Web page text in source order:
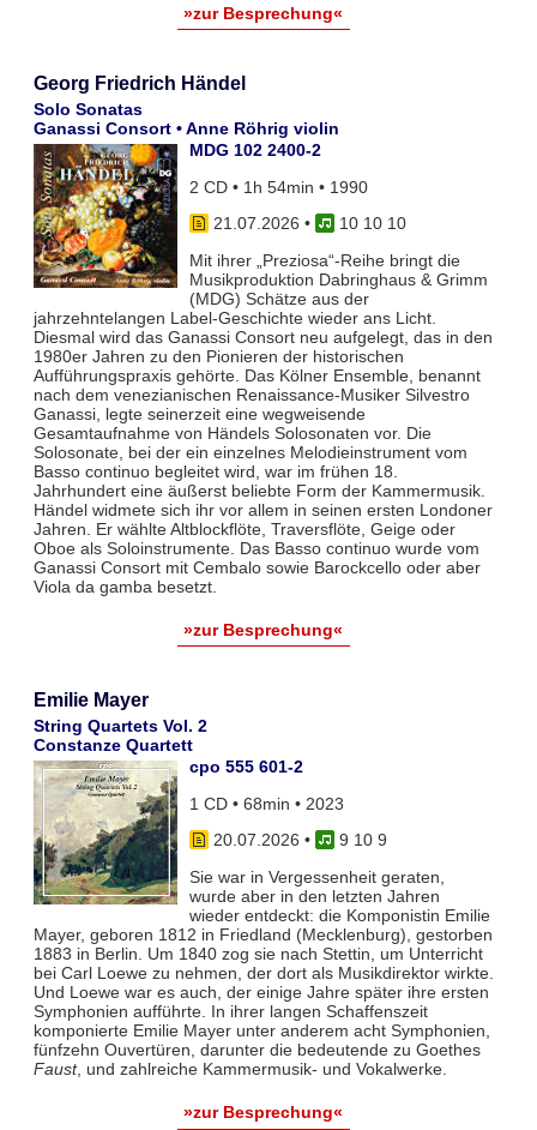
»zur Besprechung«
Georg Friedrich Händel
Solo Sonatas
Ganassi Consort • Anne Röhrig violin
MDG 102 2400-2
2 CD • 1h 54min • 1990
21.07.2026 •
10 10 10
Mit ihrer „Preziosa“-Reihe bringt die
Musikproduktion Dabringhaus & Grimm
(MDG) Schätze aus der
jahrzehntelangen Label-Geschichte wieder ans Licht.
Diesmal wird das Ganassi Consort neu aufgelegt, das in den
1980er Jahren zu den Pionieren der historischen
Aufführungspraxis gehörte. Das Kölner Ensemble, benannt
nach dem venezianischen Renaissance-Musiker Silvestro
Ganassi, legte seinerzeit eine wegweisende
Gesamtaufnahme von Händels Solosonaten vor. Die
Solosonate, bei der ein einzelnes Melodieinstrument vom
Basso continuo begleitet wird, war im frühen 18.
Jahrhundert eine äußerst beliebte Form der Kammermusik.
Händel widmete sich ihr vor allem in seinen ersten Londoner
Jahren. Er wählte Altblockflöte, Traversflöte, Geige oder
Oboe als Soloinstrumente. Das Basso continuo wurde vom
Ganassi Consort mit Cembalo sowie Barockcello oder aber
Viola da gamba besetzt.
»zur Besprechung«
Emilie Mayer
String Quartets Vol. 2
Constanze Quartett
cpo 555 601-2
1 CD • 68min • 2023
20.07.2026 •
9 10 9
Sie war in Vergessenheit geraten,
wurde aber in den letzten Jahren
wieder entdeckt: die Komponistin Emilie
Mayer, geboren 1812 in Friedland (Mecklenburg), gestorben
1883 in Berlin. Um 1840 zog sie nach Stettin, um Unterricht
bei Carl Loewe zu nehmen, der dort als Musikdirektor wirkte.
Und Loewe war es auch, der einige Jahre später ihre ersten
Symphonien aufführte. In ihrer langen Schaffenszeit
komponierte Emilie Mayer unter anderem acht Symphonien,
fünfzehn Ouvertüren, darunter die bedeutende zu Goethes
Faust, und zahlreiche Kammermusik- und Vokalwerke.
»zur Besprechung«